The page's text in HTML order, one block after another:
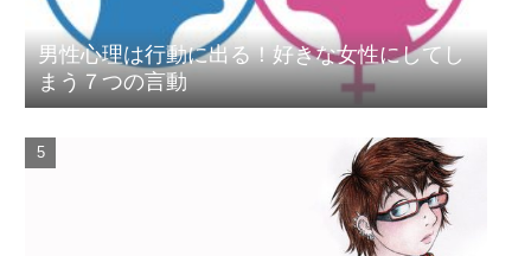
男性心理は行動に出る！好きな女性にしてし
まう７つの言動